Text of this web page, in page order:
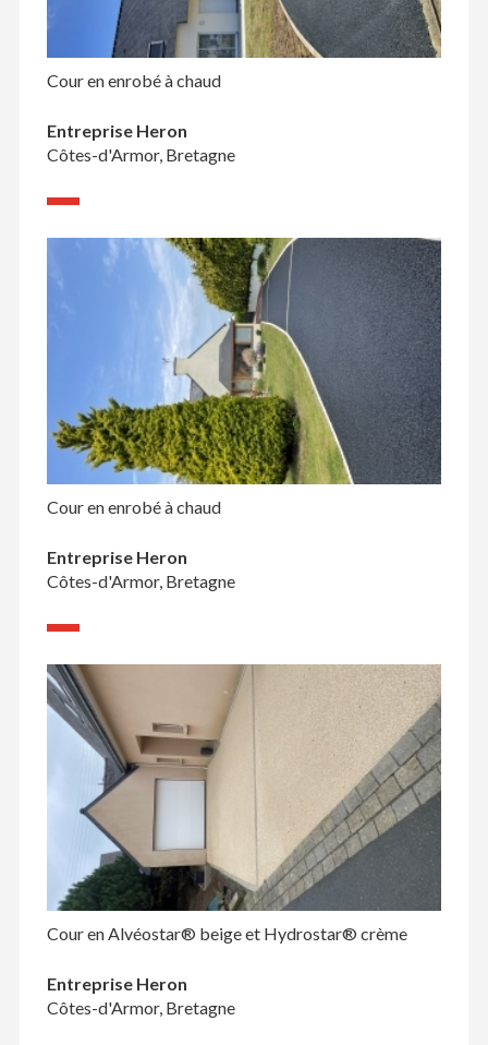
Cour en enrobé à chaud
Entreprise Heron
Côtes-d'Armor, Bretagne
Cour en enrobé à chaud
Entreprise Heron
Côtes-d'Armor, Bretagne
Cour en Alvéostar® beige et Hydrostar® crème
Entreprise Heron
Côtes-d'Armor, Bretagne